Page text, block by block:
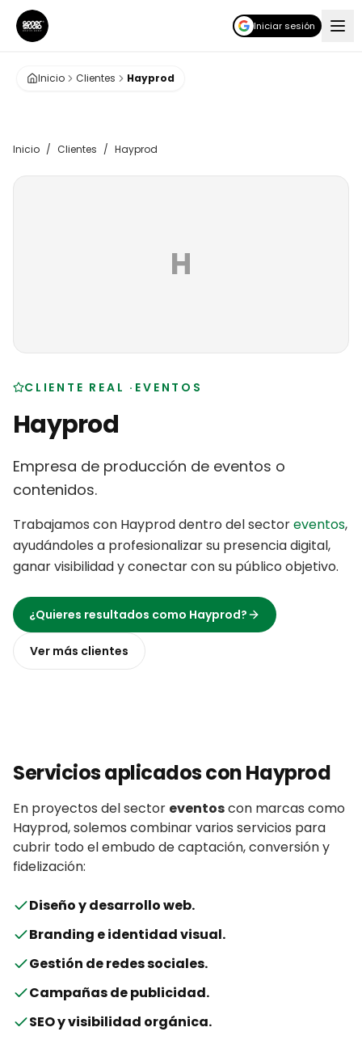
Iniciar sesión
Inicio Clientes Hayprod
Inicio / Clientes / Hayprod
H
CLIENTE REAL · EVENTOS
Hayprod
Empresa de producción de eventos o
contenidos.
Trabajamos con Hayproddentro del sectoreventos,
ayudándoles a profesionalizar su presencia digital,
ganar visibilidad y conectar con su público objetivo.
¿Quieres resultados como Hayprod?
Ver más clientes
Servicios aplicados conHayprod
En proyectos del sector eventoscon marcas como
Hayprod, solemos combinar varios servicios para
cubrir todo el embudo de captación, conversión y
fidelización:
Diseño y desarrollo web.
Branding e identidad visual.
Gestión de redes sociales.
Campañas de publicidad.
SEO y visibilidad orgánica.